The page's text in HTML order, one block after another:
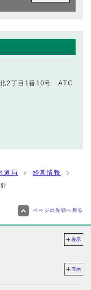
2丁目1番10号 ATC
道局
経営情報
ページの先頭へ戻る
表示
表示